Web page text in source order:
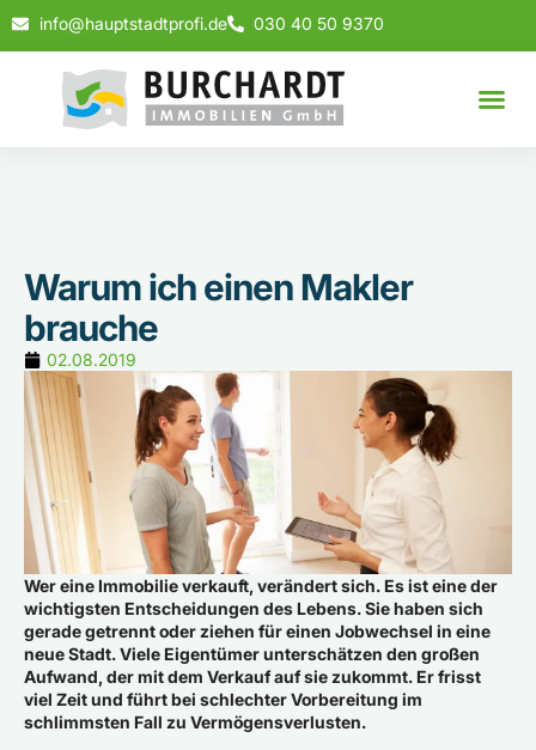
info@hauptstadtprofi.de 030 40 50 9370
Warum ich einen Makler
brauche
02.08.2019
Wer eine Immobilie verkauft, verändert sich. Es ist eine der
wichtigsten Entscheidungen des Lebens. Sie haben sich
gerade getrennt oder ziehen für einen Jobwechsel in eine
neue Stadt. Viele Eigentümer unterschätzen den großen
Aufwand, der mit dem Verkauf auf sie zukommt. Er frisst
viel Zeit und führt bei schlechter Vorbereitung im
schlimmsten Fall zu Vermögensverlusten.